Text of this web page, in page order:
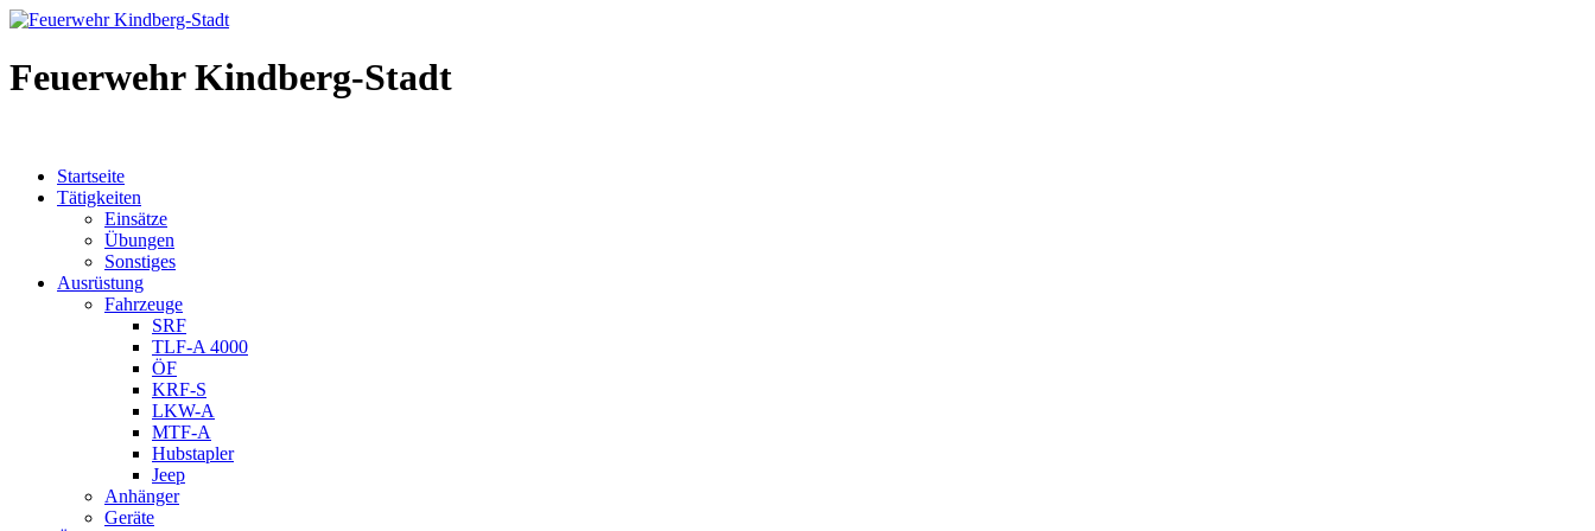
Feuerwehr Kindberg-Stadt
Startseite
Tätigkeiten
Einsätze
Übungen
Sonstiges
Ausrüstung
Fahrzeuge
SRF
TLF-A 4000
ÖF
KRF-S
LKW-A
MTF-A
Hubstapler
Jeep
Anhänger
Geräte